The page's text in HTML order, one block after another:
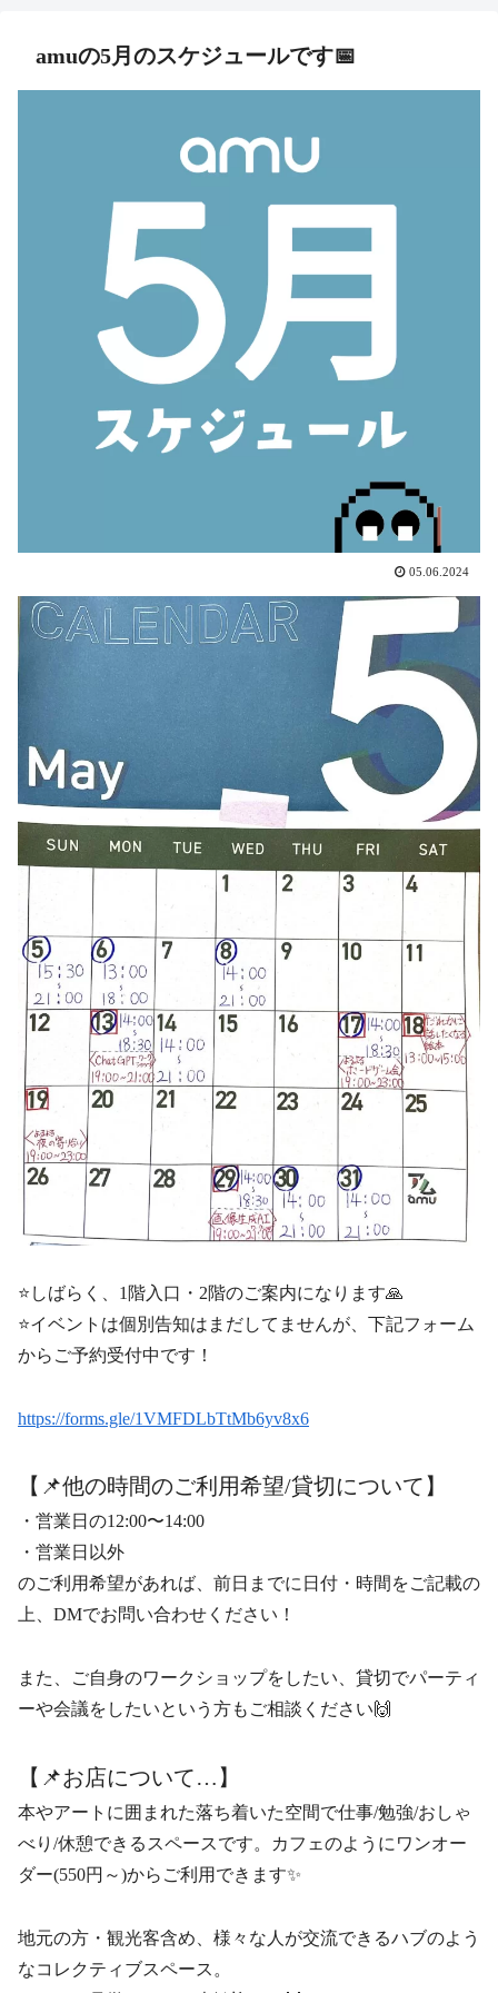
amuの5月のスケジュールです📅
05.06.2024
⭐️しばらく、1階入口・2階のご案内になります🙏
⭐️イベントは個別告知はまだしてませんが、下記フォーム
からご予約受付中です！
https://forms.gle/1VMFDLbTtMb6yv8x6
【📌他の時間のご利用希望/貸切について】
・営業日の12:00〜14:00
・営業日以外
のご利用希望があれば、前日までに日付・時間をご記載の
上、DMでお問い合わせください！
また、ご自身のワークショップをしたい、貸切でパーティ
ーや会議をしたいという方もご相談ください🙌
【📌お店について…】
本やアートに囲まれた落ち着いた空間で仕事/勉強/おしゃ
べり/休憩できるスペースです。カフェのようにワンオー
ダー(550円～)からご利用できます✨
地元の方・観光客含め、様々な人が交流できるハブのよう
なコレクティブスペース。